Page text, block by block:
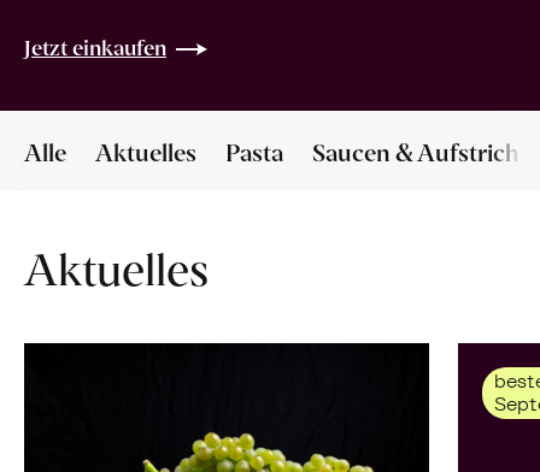
Jetzt einkaufen
Alle Aktuelles Pasta Saucen & Aufstriche
Aktuelles